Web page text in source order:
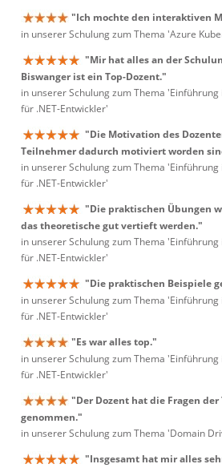
"Ich mochte den interaktiven
in unserer Schulung zum Thema 'Azure
"Mir hat alles an der
Biswanger ist ein Top-Dozent."
in unserer Schulung zum Thema
für .NET-Entwickler'
"Die Motivation des
Teilnehmer dadurch motiviert worden
in unserer Schulung zum Thema
für .NET-Entwickler'
"Die praktischen Übungen
das theoretische gut vertieft werden."
in unserer Schulung zum Thema
für .NET-Entwickler'
"Die praktischen Beispiele
in unserer Schulung zum Thema
für .NET-Entwickler'
"Es war alles top."
in unserer Schulung zum Thema
für .NET-Entwickler'
"Der Dozent hat die Fragen
genommen."
in unserer Schulung zum Thema 'Domain
"Insgesamt hat mir alles